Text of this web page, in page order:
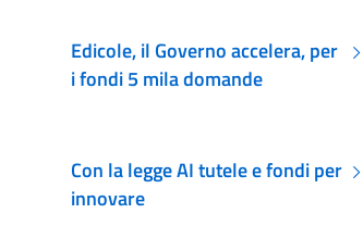
Edicole, il Governo accelera, per
i fondi 5 mila domande
Con la legge AI tutele e fondi per
innovare